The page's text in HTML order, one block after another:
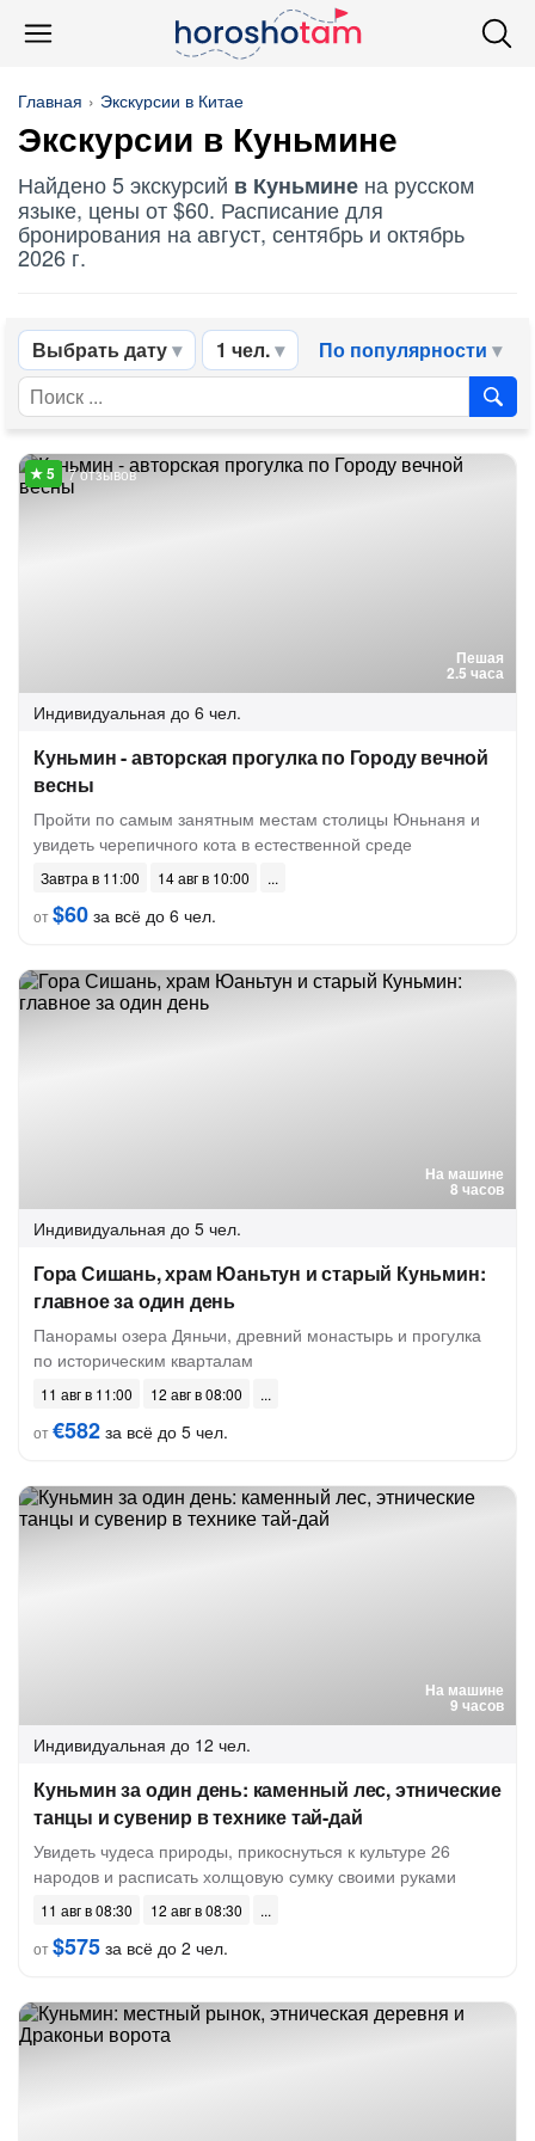
Главная Экскурсии в Китае
Экскурсии в Куньмине
Найдено 5 экскурсий в Куньмине на русском
языке, цены от $60. Расписание для
бронирования на август, сентябрь и октябрь
2026 г.
Выбрать дату 1 чел. По популярности
Пешая
2.5 часа
7 отзывов
Индивидуальная до 6 чел.
Куньмин - авторская прогулка по Городу вечной
весны
Пройти по самым занятным местам столицы Юньнаня и
увидеть черепичного кота в естественной среде
Завтра в 11:00
14 авг в 10:00
от$60 за всё до 6 чел.
На машине
8 часов
Индивидуальная до 5 чел.
Гора Сишань, храм Юаньтун и старый Куньмин:
главное за один день
Панорамы озера Дяньчи, древний монастырь и прогулка
по историческим кварталам
11 авг в 11:00
12 авг в 08:00
от€582 за всё до 5 чел.
На машине
9 часов
Индивидуальная до 12 чел.
Куньмин за один день: каменный лес, этнические
танцы и сувенир в технике тай-дай
Увидеть чудеса природы, прикоснуться к культуре 26
народов и расписать холщовую сумку своими руками
11 авг в 08:30
12 авг в 08:30
от$575 за всё до 2 чел.